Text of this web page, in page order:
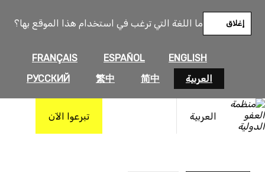
ما اللغة التي ترغب في استخدام هذا الموقع بها؟
ENGLISH
ESPAÑOL
FRANÇAIS
العربية
简中
繁中
РУССКИЙ
إغلاق
العربية تبرعوا الآن
المحتوى